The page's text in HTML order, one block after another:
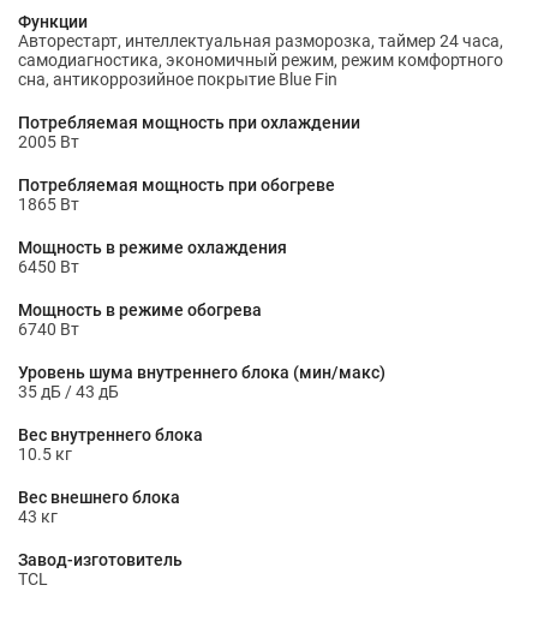
Функции
Авторестарт, интеллектуальная разморозка, таймер 24 часа,
самодиагностика, экономичный режим, режим комфортного
сна, антикоррозийное покрытие Blue Fin
Потребляемая мощность при охлаждении
2005 Вт
Потребляемая мощность при обогреве
1865 Вт
Мощность в режиме охлаждения
6450 Вт
Мощность в режиме обогрева
6740 Вт
Уровень шума внутреннего блока (мин/макс)
35 дБ / 43 дБ
Вес внутреннего блока
10.5 кг
Вес внешнего блока
43 кг
Завод-изготовитель
TCL